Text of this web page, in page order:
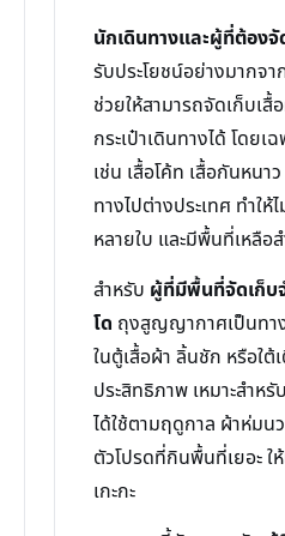
นักเดินทางและผู้ที่ต้องจั
รับประโยชน์อย่างมาก
ช่วยให้สามารถจัดเก็บเสื้
กระเป๋าเดินทางได้ โดยเ
เช่น เสื้อโค้ท เสื้อกันหนา
ทางไปต่างประเทศ ทำให้
หลายใบ และมีพื้นที่เหลือ
สำหรับ ผู้ที่มีพื้นที่จัดเก็บ
โด ถุงสูญญากาศเป็นทา
ในตู้เสื้อผ้า ลิ้นชัก หรือใต้
ประสิทธิภาพ เหมาะสำห
ได้ใช้ตามฤดูกาล ผ้าห่ม
ตัวโปรดที่กินพื้นที่เยอะ ใ
เกะกะ